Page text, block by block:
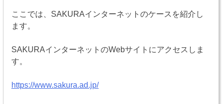
ここでは、SAKURAインターネットのケースを紹介し
ます。
SAKURAインターネットのWebサイトにアクセスしま
す。
https://www.sakura.ad.jp/